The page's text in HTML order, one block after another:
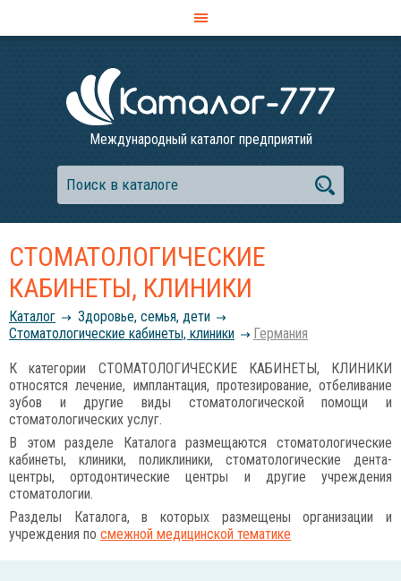
Международный каталог предприятий
СТОМАТОЛОГИЧЕСКИЕ
КАБИНЕТЫ, КЛИНИКИ
Каталог
Здоровье, семья, дети
Стоматологические кабинеты, клиники
Германия
К категории СТОМАТОЛОГИЧЕСКИЕ КАБИНЕТЫ, КЛИНИКИ
относятся лечение, имплантация, протезирование, отбеливание
зубов и другие виды стоматологической помощи и
стоматологических услуг.
В этом разделе Каталога размещаются стоматологические
кабинеты, клиники, поликлиники, стоматологические дента-
центры, ортодонтические центры и другие учреждения
стоматологии.
Разделы Каталога, в которых размещены организации и
учреждения по смежной медицинской тематике